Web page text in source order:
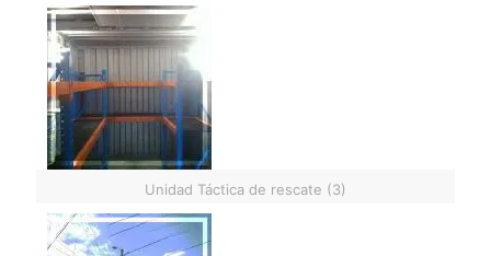
Unidad Táctica de rescate (3)